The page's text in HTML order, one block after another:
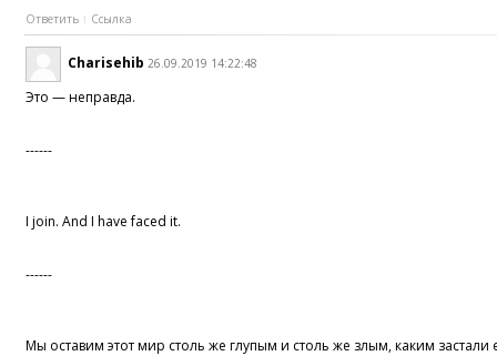
Ответить Ссылка
Charisehib 26.09.2019 14:22:48
Это — неправда.
------
I join. And I have faced it.
------
Мы оставим этот мир столь же глупым и столь же злым, каким застали